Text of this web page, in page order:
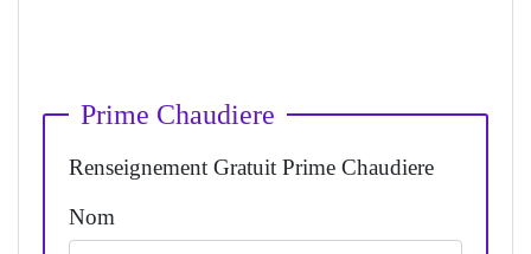
Prime Chaudiere
Renseignement Gratuit Prime Chaudiere
Nom